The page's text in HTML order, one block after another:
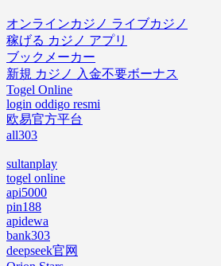
オンラインカジノ ライブカジノ
稼げる カジノ アプリ
ブックメーカー
新規 カジノ 入金不要ボーナス
Togel Online
login oddigo resmi
欧易官方平台
all303
sultanplay
togel online
api5000
pin188
apidewa
bank303
deepseek官网